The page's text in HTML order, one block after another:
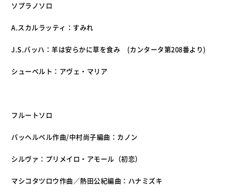
ソプラノソロ
A.スカルラッティ：すみれ
J.S.バッハ：羊は安らかに草を食み (カンタータ第208番より)
シューベルト：アヴェ・マリア
フルートソロ
パッヘルベル作曲/中村尚子編曲：カノン
シルヴァ：プリメイロ・アモール（初恋）
マシコタツロウ作曲／熱田公紀編曲：ハナミズキ